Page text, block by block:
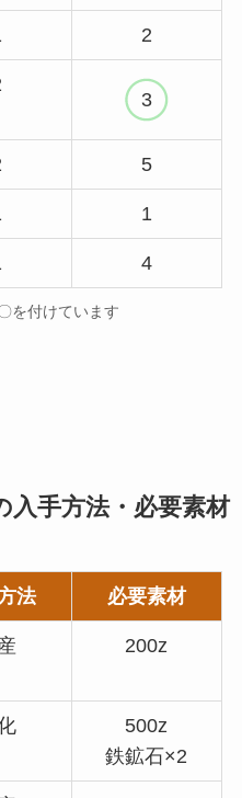
2
3
5
1
4
を付けています
手方法・必要素材
法 必要素材
200z
500z
鉄鉱石×2